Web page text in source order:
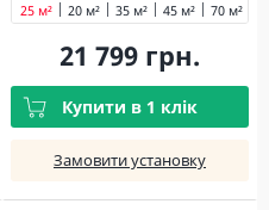
20 м²
25 м² 35 м² 45 м² 70 м²
21 799 грн.
Купити в 1 клік
Замовити установку